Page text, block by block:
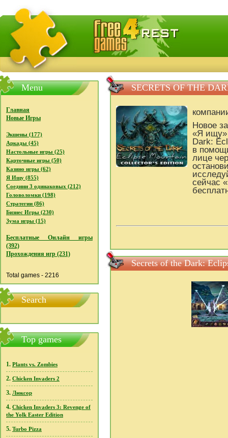
FreeGames4Rrest - Бесплатно скачать игры,
Menu
Главная
Новые Игры
Экшены (177)
Аркады (45)
Настольные игры (25)
Карточные игры (50)
Казино игры (62)
Я Ищу (855)
Соедини 3 одинаковых (212)
Головоломки (198)
Стратегии (86)
Бизнес Игры (230)
Зума игры (15)
Бесплатные Онлайн игры
(392)
Прохождения игр (231)
Total games - 2216
Search
Top games
1. Plants vs. Zombies
2. Chicken Invaders 2
3. Люксор
4. Chicken Invaders 3: Revenge of
the Yolk Easter Edition
5. Turbo Pizza
SECRETS OF THE
Новое
«Я ищу»
Dark:
в
лице
сейчас
Secrets of the Dark: